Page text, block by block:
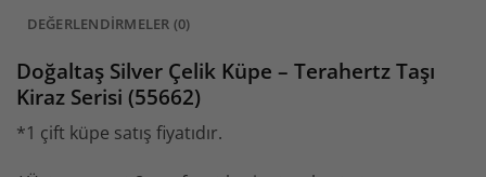
DEĞERLENDIRMELER (0)
Doğaltaş Silver Çelik Küpe – Terahertz Taşı
Kiraz Serisi (55662)
*1 çift küpe satış fiyatıdır.